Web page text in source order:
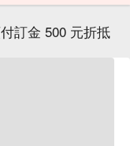
訂金 500 元折抵